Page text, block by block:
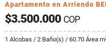
Apartamento en Arriendo
$3.500.000 COP
1 Alcobas / 2 Baño(s) / 60.70 Área m